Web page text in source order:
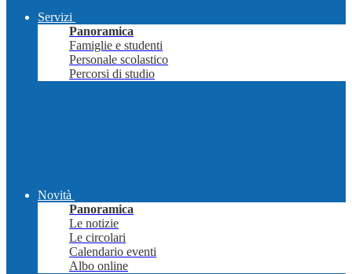
Servizi
Panoramica
Famiglie e studenti
Personale scolastico
Percorsi di studio
Novità
Panoramica
Le notizie
Le circolari
Calendario eventi
Albo online